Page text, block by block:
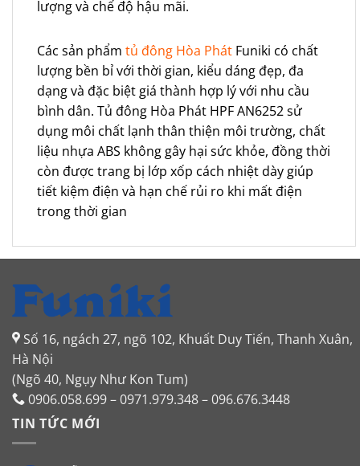
lượng và chế độ hậu mãi.
Các sản phẩm tủ đông Hòa Phát Funiki có chất
lượng bền bỉ với thời gian, kiểu dáng đẹp, đa
dạng và đặc biệt giá thành hợp lý với nhu cầu
bình dân. Tủ đông Hòa Phát HPF AN6252 sử
dụng môi chất lạnh thân thiện môi trường, chất
liệu nhựa ABS không gây hại sức khỏe, đồng thời
còn được trang bị lớp xốp cách nhiệt dày giúp
tiết kiệm điện và hạn chế rủi ro khi mất điện
trong thời gian
Số 16, ngách 27, ngõ 102, Khuất Duy Tiến, Thanh Xuân,
Hà Nội
(Ngõ 40, Ngụy Như Kon Tum)
0906.058.699 – 0971.979.348 – 096.676.3448
TIN TỨC MỚI